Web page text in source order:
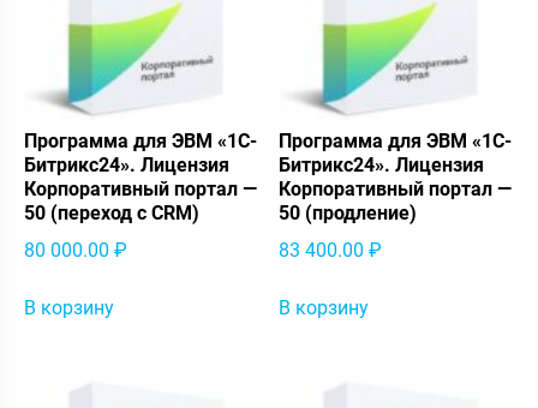
Программа для ЭВМ «1С-
Битрикс24». Лицензия
Корпоративный портал —
50 (переход с CRM)
80 000.00 ₽
В корзину
Программа для ЭВМ «1С-
Битрикс24». Лицензия
Корпоративный портал —
50 (продление)
83 400.00₽
В корзину